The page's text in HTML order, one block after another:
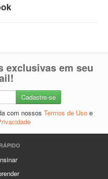
exclusivas em seu
com nossos Termos de Uso e